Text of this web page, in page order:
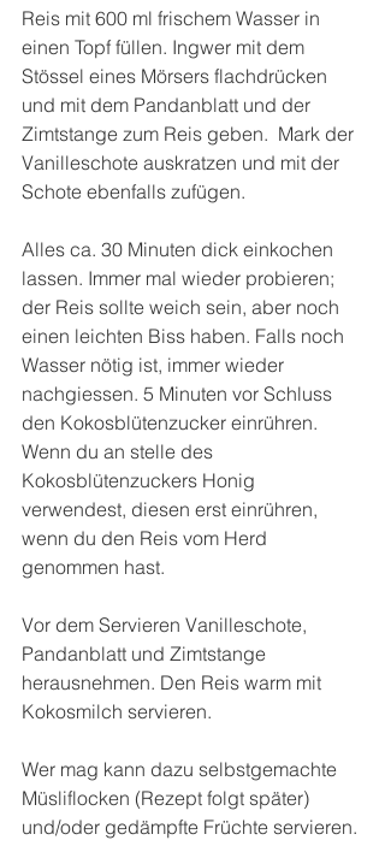
Reis mit 600 ml frischem Wasser in
einen Topf füllen. Ingwer mit dem
Stössel eines Mörsers flachdrücken
und mit dem Pandanblatt und der
Zimtstange zum Reis geben.  Mark der
Vanilleschote auskratzen und mit der
Schote ebenfalls zufügen.
Alles ca. 30 Minuten dick einkochen
lassen. Immer mal wieder probieren;
der Reis sollte weich sein, aber noch
einen leichten Biss haben. Falls noch
Wasser nötig ist, immer wieder
nachgiessen. 5 Minuten vor Schluss
den Kokosblütenzucker einrühren.
Wenn du an stelle des
Kokosblütenzuckers Honig
verwendest, diesen erst einrühren,
wenn du den Reis vom Herd
genommen hast.
Vor dem Servieren Vanilleschote,
Pandanblatt und Zimtstange
herausnehmen. Den Reis warm mit
Kokosmilch servieren.
Wer mag kann dazu selbstgemachte
Müsliflocken (Rezept folgt später)
und/oder gedämpfte Früchte servieren.